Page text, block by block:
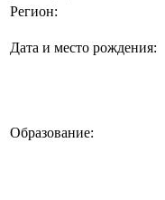
Регион:
Дата и место рождения:
Образование: